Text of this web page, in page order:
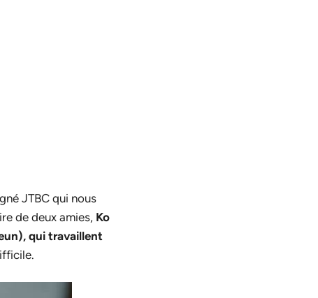
JTBC qui nous
de deux amies, Ko
qui travaillent